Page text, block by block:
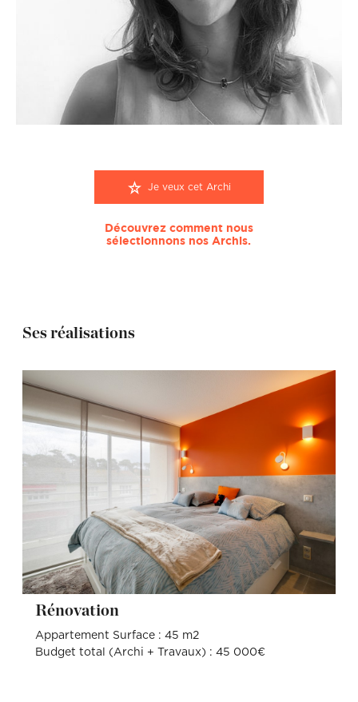
Je veux cet Archi
Découvrez comment nous
sélectionnons nos Archis.
Ses réalisations
Rénovation
Appartement Surface : 45 m2
Budget total (Archi + Travaux) : 45 000€